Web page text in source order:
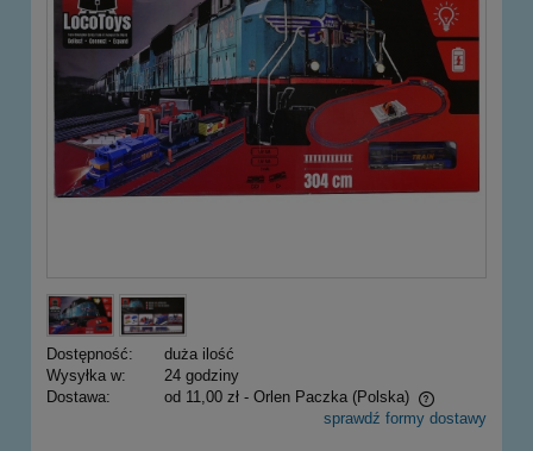
Dostępność:
duża ilość
Wysyłka w:
24 godziny
Dostawa:
od 11,00 zł - Orlen Paczka (Polska)
Cena nie zawiera ewentualnych kosztów płatności
sprawdź formy dostawy